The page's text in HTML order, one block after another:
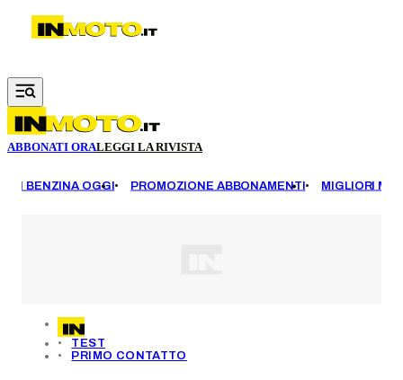
Vai al contenuto principale
ABBONATI ORALEGGI LA RIVISTA
BENZINA OGGI PROMOZIONE ABBONAMENTI MIGLIORI
TEST
PRIMO CONTATTO